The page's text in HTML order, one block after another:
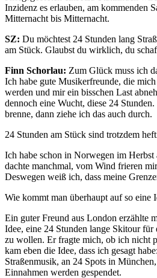
Inzidenz es erlauben, am kommenden
Mitternacht bis Mitternacht.
SZ: Du möchtest 24 Stunden lang
am Stück. Glaubst du wirklich, du
Finn Schorlau: Zum Glück muss ich
Ich habe gute Musikerfreunde, die
werden und mir ein bisschen Last
dennoch eine Wucht, diese 24
brenne, dann ziehe ich das auch durch.
24 Stunden am Stück sind trotzdem
Ich habe schon in Norwegen im Herbst
dachte manchmal, vom Wind frieren
Deswegen weiß ich, dass meine
Wie kommt man überhaupt auf so eine
Ein guter Freund aus London erzählte
Idee, eine 24 Stunden lange Skitour
zu wollen. Er fragte mich, ob ich nicht
kam eben die Idee, dass ich gesagt
Straßenmusik, an 24 Spots in
Einnahmen werden gespendet.